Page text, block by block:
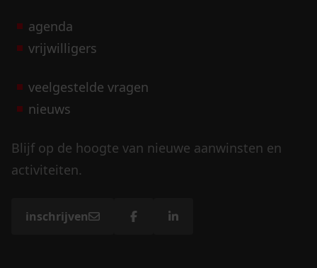
agenda
vrijwilligers
veelgestelde vragen
nieuws
Blijf op de hoogte van nieuwe aanwinsten en
activiteiten.
inschrijven